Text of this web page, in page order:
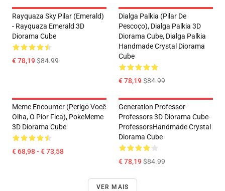
Rayquaza Sky Pilar (Emerald)
- Rayquaza Emerald 3D
Diorama Cube
€ 78,19$84.99
Dialga Palkia (pilar De
Pescoço), Dialga Palkia 3D
Diorama Cube, Dialga Palkia
Handmade Crystal Diorama
Cube
€ 78,19$84.99
Meme Encounter (Perigo Você
Olha, O Pior Fica), PokeMeme
3D Diorama Cube
€ 68,98 - € 73,58
Generation Professor-
Professors 3D Diorama Cube-
ProfessorsHandmade Crystal
Diorama Cube
€ 78,19$84.99
VER MAIS